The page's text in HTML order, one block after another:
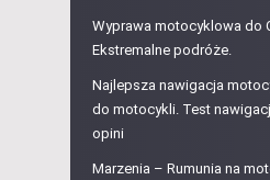
Wyprawa motocyklowa do
Ekstremalne podróże.
Najlepsza nawigacja
do motocykli. Test
opini
Marzenia – Rumunia na